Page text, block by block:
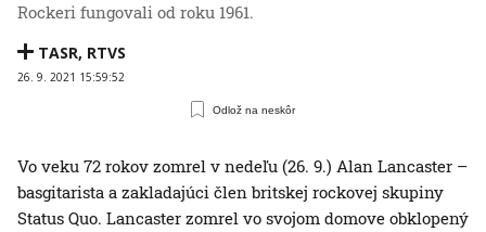
Rockeri fungovali od roku 1961.
TASR, RTVS
26. 9. 2021 15:59:52
Odlož na neskôr
Vo veku 72 rokov zomrel v nedeľu (26. 9.) Alan Lancaster –
basgitarista a zakladajúci člen britskej rockovej skupiny
Status Quo. Lancaster zomrel vo svojom domove obklopený